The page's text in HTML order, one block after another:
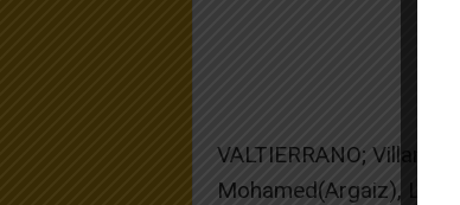
VALTIERRANO;
Mohamed(Argaiz),